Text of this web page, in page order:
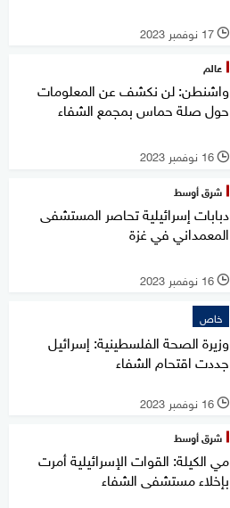
l 17 نوفمبر 2023
عالم
واشنطن: لن نكشف عن المعلومات
حول صلة حماس بمجمع الشفاء
l 16 نوفمبر 2023
شرق أوسط
دبابات إسرائيلية تحاصر المستشفى
المعمداني في غزة
l 16 نوفمبر 2023
خاص
وزيرة الصحة الفلسطينية: إسرائيل
جددت اقتحام الشفاء
l 16 نوفمبر 2023
شرق أوسط
مي الكيلة: القوات الإسرائيلية أمرت
بإخلاء مستشفى الشفاء